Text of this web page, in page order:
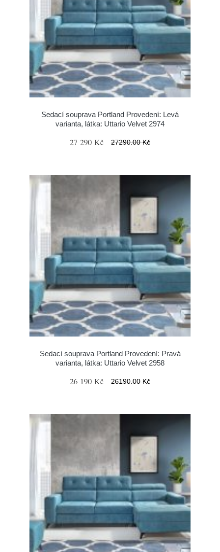
Sedací souprava Portland Provedení: Levá
varianta, látka: Uttario Velvet 2974
27 290 Kč 27290.00 Kč
Sedací souprava Portland Provedení: Pravá
varianta, látka: Uttario Velvet 2958
26 190 Kč 26190.00 Kč